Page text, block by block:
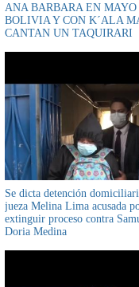
ANA BARBARA EN MAYO
BOLIVIA Y CON K´ALA
CANTAN UN TAQUIRARI
Se dicta detención
jueza Melina Lima acusada
extinguir proceso contra
Doria Medina